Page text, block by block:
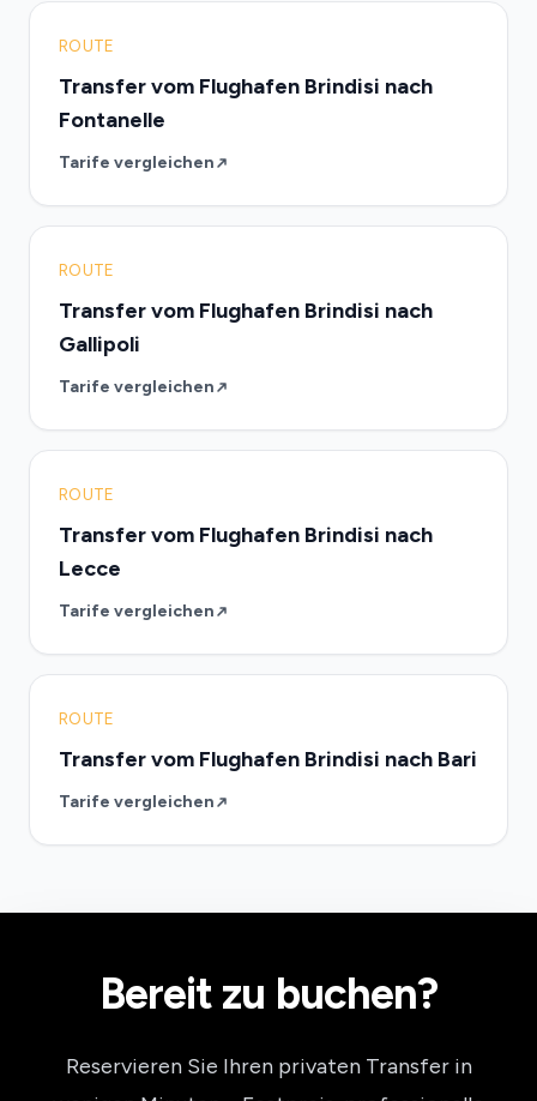
ROUTE
Transfer vom Flughafen Brindisi nach
Fontanelle
Tarife vergleichen
ROUTE
Transfer vom Flughafen Brindisi nach
Gallipoli
Tarife vergleichen
ROUTE
Transfer vom Flughafen Brindisi nach
Lecce
Tarife vergleichen
ROUTE
Transfer vom Flughafen Brindisi nach Bari
Tarife vergleichen
Bereit zu buchen?
Reservieren Sie Ihren privaten Transfer in